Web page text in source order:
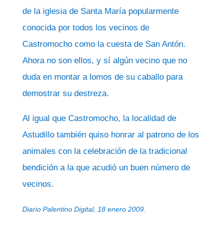
de la iglesia de Santa María popularmente
conocida por todos los vecinos de
Castromocho como la cuesta de San Antón.
Ahora no son ellos, y sí algún vecino que no
duda en montar a lomos de su caballo para
demostrar su destreza.
Al igual que Castromocho, la localidad de
Astudillo también quiso honrar al patrono de los
animales con la celebración de la tradicional
bendición a la que acudió un buen número de
vecinos.
Diario Palentino Digital, 18 enero 2009.